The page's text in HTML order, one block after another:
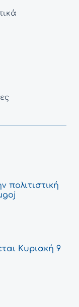
πολιτιστική
Κυριακή 9